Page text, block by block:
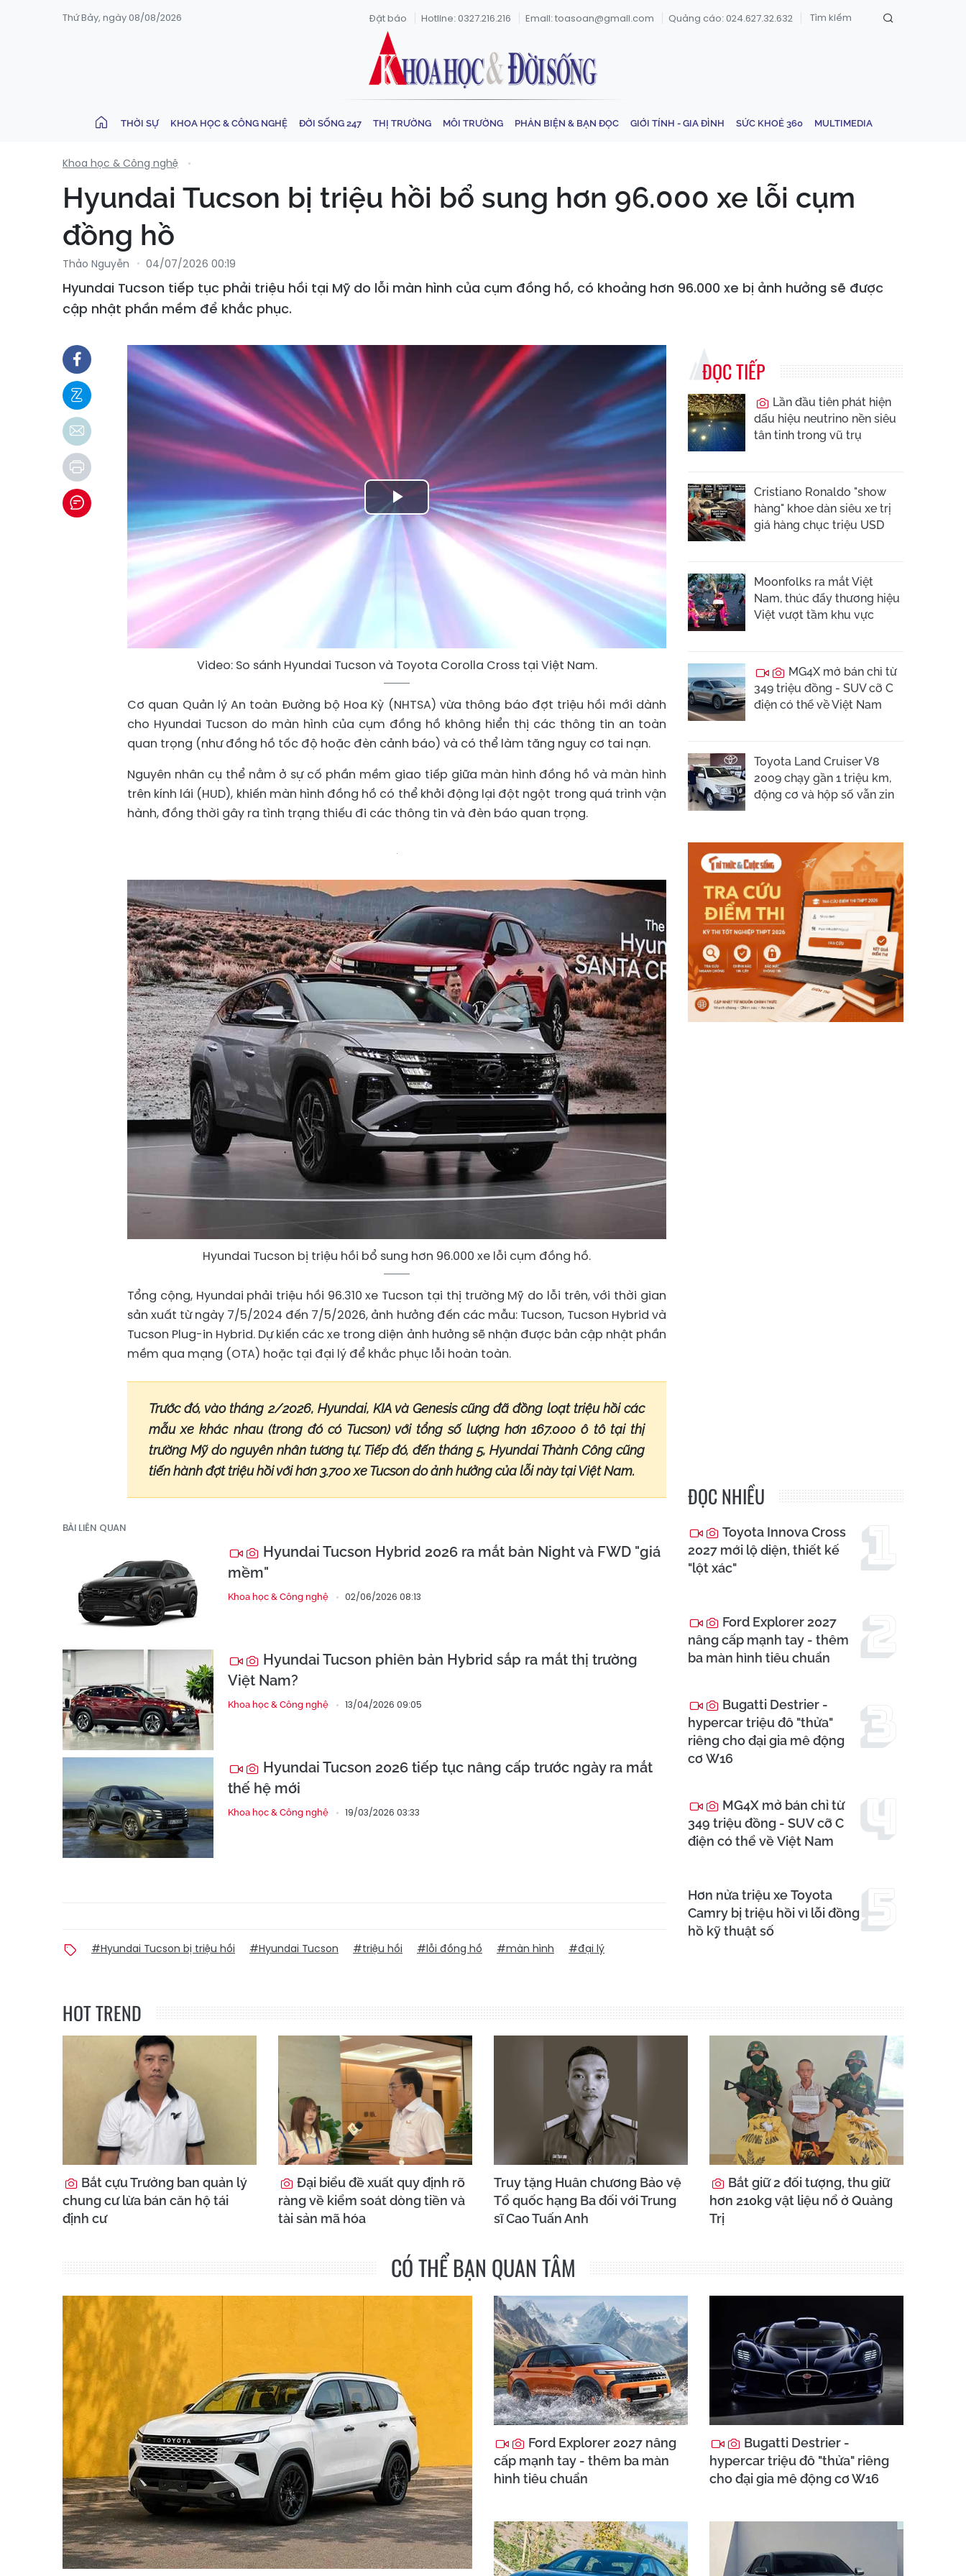
Thứ Bảy, ngày 08/08/2026 Đặt báo Hotline: 0327.216.216 Email: toasoan@gmail.com Quảng cáo: 024.627.32.632
THỜI SỰ KHOA HỌC & CÔNG NGHỆ ĐỜI SỐNG 247 THỊ TRƯỜNG MÔI TRƯỜNG PHẢN BIỆN & BẠN ĐỌC GIỚI TÍNH - GIA ĐÌNH SỨC KHOẺ 360 MULTIMEDIA
Khoa học & Công nghệ
Hyundai Tucson bị triệu hồi bổ sung hơn 96.000 xe lỗi cụm
đồng hồ
Thảo Nguyễn 04/07/2026 00:19
Hyundai Tucson tiếp tục phải triệu hồi tại Mỹ do lỗi màn hình của cụm đồng hồ, có khoảng hơn 96.000 xe bị ảnh hưởng sẽ được
cập nhật phần mềm để khắc phục.
Play
Video
Video: So sánh Hyundai Tucson và Toyota Corolla Cross tại Việt Nam.
Cơ quan Quản lý An toàn Đường bộ Hoa Kỳ (NHTSA) vừa thông báo đợt triệu hồi mới dành
cho Hyundai Tucson do màn hình của cụm đồng hồ không hiển thị các thông tin an toàn
quan trọng (như đồng hồ tốc độ hoặc đèn cảnh báo) và có thể làm tăng nguy cơ tai nạn.
Nguyên nhân cụ thể nằm ở sự cố phần mềm giao tiếp giữa màn hình đồng hồ và màn hình
trên kính lái (HUD), khiến màn hình đồng hồ có thể khởi động lại đột ngột trong quá trình vận
hành, đồng thời gây ra tình trạng thiếu đi các thông tin và đèn báo quan trọng.
Hyundai Tucson bị triệu hồi bổ sung hơn 96.000 xe lỗi cụm đồng hồ.
Tổng cộng, Hyundai phải triệu hồi 96.310 xe Tucson tại thị trường Mỹ do lỗi trên, với thời gian
sản xuất từ ngày 7/5/2024 đến 7/5/2026, ảnh hưởng đến các mẫu: Tucson, Tucson Hybrid và
Tucson Plug-in Hybrid. Dự kiến các xe trong diện ảnh hưởng sẽ nhận được bản cập nhật phần
mềm qua mạng (OTA) hoặc tại đại lý để khắc phục lỗi hoàn toàn.
Trước đó, vào tháng 2/2026, Hyundai, KIA và Genesis cũng đã đồng loạt triệu hồi các
mẫu xe khác nhau (trong đó có Tucson) với tổng số lượng hơn 167.000 ô tô tại thị
trường Mỹ do nguyên nhân tương tự. Tiếp đó, đến tháng 5, Hyundai Thành Công cũng
tiến hành đợt triệu hồi với hơn 3.700 xe Tucson do ảnh hưởng của lỗi này tại Việt Nam.
BÀI LIÊN QUAN
Hyundai Tucson Hybrid 2026 ra mắt bản Night và FWD "giá
mềm"
Khoa học & Công nghệ 02/06/2026 08:13
Hyundai Tucson phiên bản Hybrid sắp ra mắt thị trường
Việt Nam?
Khoa học & Công nghệ 13/04/2026 09:05
Hyundai Tucson 2026 tiếp tục nâng cấp trước ngày ra mắt
thế hệ mới
Khoa học & Công nghệ 19/03/2026 03:33
#Hyundai Tucson bị triệu hồi #Hyundai Tucson #triệu hồi #lỗi đồng hồ #màn hình #đại lý
ĐỌC TIẾP
Lần đầu tiên phát hiện
dấu hiệu neutrino nền siêu
tân tinh trong vũ trụ
Cristiano Ronaldo "show
hàng" khoe dàn siêu xe trị
giá hàng chục triệu USD
Moonfolks ra mắt Việt
Nam, thúc đẩy thương hiệu
Việt vượt tầm khu vực
MG4X mở bán chỉ từ
349 triệu đồng - SUV cỡ C
điện có thể về Việt Nam
Toyota Land Cruiser V8
2009 chạy gần 1 triệu km,
động cơ và hộp số vẫn zin
ĐỌC NHIỀU
Toyota Innova Cross
2027 mới lộ diện, thiết kế
"lột xác"
Ford Explorer 2027
nâng cấp mạnh tay - thêm
ba màn hình tiêu chuẩn
Bugatti Destrier -
hypercar triệu đô "thửa"
riêng cho đại gia mê động
cơ W16
MG4X mở bán chỉ từ
349 triệu đồng - SUV cỡ C
điện có thể về Việt Nam
Hơn nửa triệu xe Toyota
Camry bị triệu hồi vì lỗi đồng
hồ kỹ thuật số
HOT TREND
Bắt cựu Trưởng ban quản lý
chung cư lừa bán căn hộ tái
định cư
Đại biểu đề xuất quy định rõ
ràng về kiểm soát dòng tiền và
tài sản mã hóa
Truy tặng Huân chương Bảo vệ
Tổ quốc hạng Ba đối với Trung
sĩ Cao Tuấn Anh
Bắt giữ 2 đối tượng, thu giữ
hơn 210kg vật liệu nổ ở Quảng
Trị
CÓ THỂ BẠN QUAN TÂM
Ford Explorer 2027 nâng
cấp mạnh tay - thêm ba màn
hình tiêu chuẩn
Bugatti Destrier -
hypercar triệu đô "thửa" riêng
cho đại gia mê động cơ W16